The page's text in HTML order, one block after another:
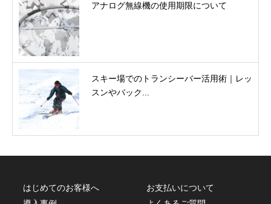
アナログ無線機の使用期限について
スキー場でのトランシーバー活用術｜レッ
スンやバック...
はじめてのお客様へ
お支払いについて